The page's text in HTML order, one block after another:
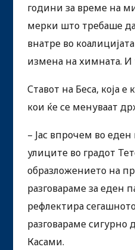
години за време на
мерки што требаше
внатре во
измена на химната.
Ставот на Беса, која
кои ќе се менуваат
– Јас впрочем во
улиците во градот
образложението на
разговараме за еден
рефлектира
разговараме сигурно
Касами.